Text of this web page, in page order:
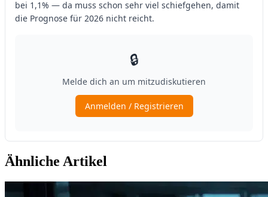
Ähnliche Artikel